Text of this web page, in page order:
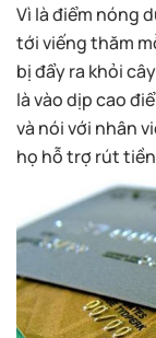
Vì là điểm nóng
tới viếng thăm
bị đẩy ra khỏi
là vào dịp cao
và nói với nhân
họ hỗ trợ rút